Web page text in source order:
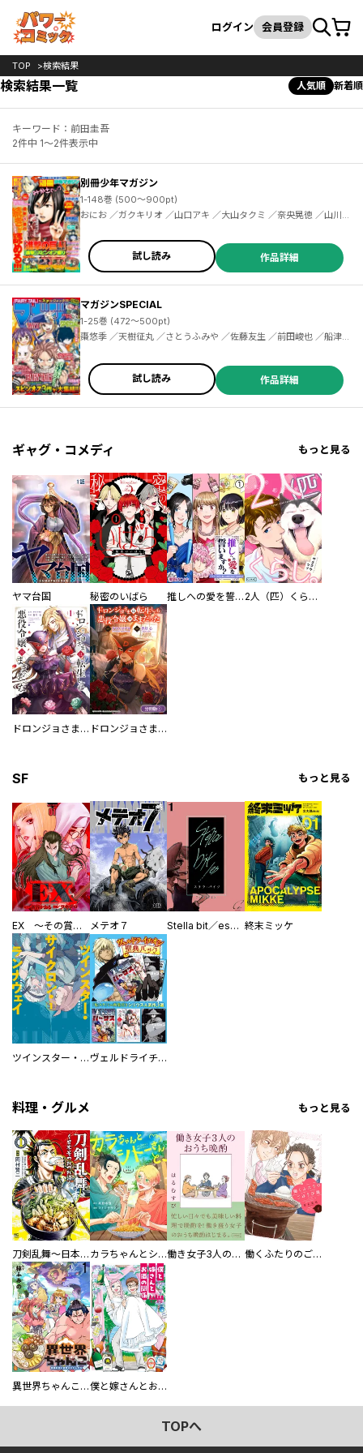
検索
ログイン 会員登録カート
TOP 検索結果
検索結果一覧 人気順 新着順
キーワード：前田圭吾
2件中 1～2件表示中
別冊少年マガジン
1-148巻 (500～900pt)
おにお ／ガクキリオ ／山口アキ ／大山タクミ ／奈央晃徳 ／山川直輝 ／広橋進 ／長門知大 ／諫山創 ／めいびい ／二駅ずい ／荒川弘 ／田中芳樹 ／遠田マリモ ／カツヲ ／石沢庸介 ／ひろゆき ／水あさと ／佐藤友生 ／山口ミコト ／奈良一平 ／赤松健 ／ナユタン星人 ／寺田てら ／伊十楽 ／片山陽介 ／コーエーテクモゲームス ／金田陽介 ／長田龍伯 ／押見修造 ／笹古みとも ／スパイク・チュンソフト ／カワグチタケシ ／石塚千尋 ／伊奈めぐみ ／宮島雅憲 ／からあげたろう ／内山敦司 ／レベルファイブ ／久世蘭
試し読み 作品詳細
マガジンSPECIAL
1-25巻 (472～500pt)
棗悠季 ／天樹征丸 ／さとうふみや ／佐藤友生 ／前田峻也 ／船津紳平 ／二駅ずい ／佐木飛朗斗 ／東直輝 ／真島ヒロ ／ＢＯＫＵ ／コージィ城倉 ／金城宗幸 ／芥瀬良せら ／千田大輔 ／上田敦夫 ／堂本裕貴 ／西原梨花 ／小林俊彦 ／七三太朗 ／川三番地 ／ＣＬＡＭＰ ／香椎さおり ／飯島浩介 ／氏家ト全 ／上野春生 ／中村ゆうひ ／梅山たらこ ／植野メグル ／加茂ユウジ ／鈴木央 ／中西達哉 ／牟田洸 ／安藤正基 ／廣田大地 ／京極夏彦 ／志水アキ ／森田俊平 ／瀬尾公治 ／安田剛士
試し読み 作品詳細
ギャグ・コメディ もっと見る
ヤマ台国 秘密のいばら 推しへの愛を誓いますか？～アラサー女子、推しは逃げぬが人生逃げる～ 2人（匹）くらし。
ドロンジョさまは転生しても悪役令嬢のままだった ドロンジョさまは転生しても悪役令嬢のままだった【分冊版】
SF もっと見る
EX ～その賞金稼ぎは、世界の出口を探す～【単行本版】 メテオ７ Stella bit／es【単話版】 終末ミッケ
ツインスター・サイクロン・ランナウェイ ヴェルドライチオシ聖典パック 『転スラ』ミニ画集付き シリウス人気作３選
料理・グルメ もっと見る
刀剣乱舞～日本号つれづれ酒～ カラちゃんとシトーさんと、 【分冊版】 働き女子3人のおうち晩酌 働くふたりのごほうび飯
異世界ちゃんこ～横綱目前に召喚されたんだが～ 【連載版】 僕と嫁さんとお酒の関係
TOPへ